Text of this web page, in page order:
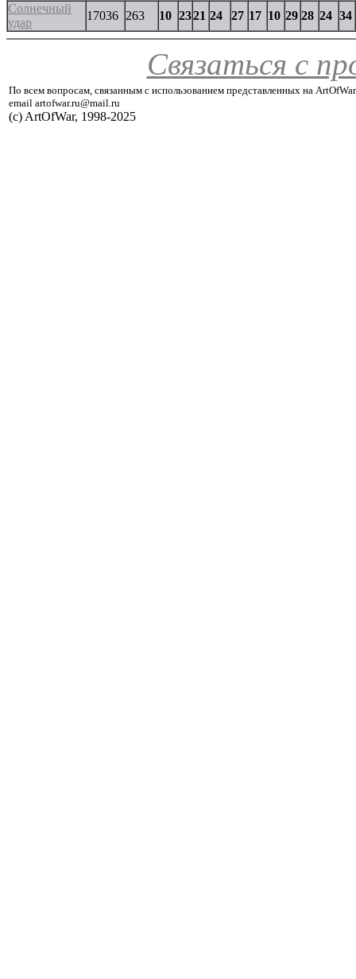
Солнечный
удар
17036 263 10 2321 24 27 17 10 29 28 24 34
Связаться с
По всем вопросам, связанным с использованием представленных на
email artofwar.ru@mail.ru
(с) ArtOfWar, 1998-2025